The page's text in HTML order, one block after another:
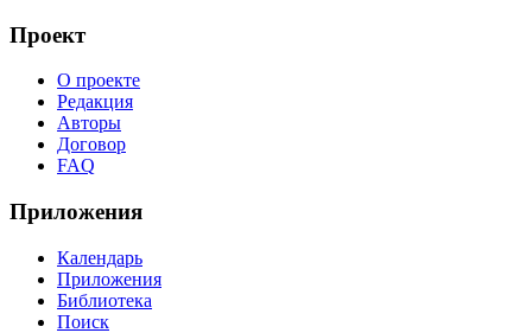
Проект
О проекте
Редакция
Авторы
Договор
FAQ
Приложения
Календарь
Приложения
Библиотека
Поиск